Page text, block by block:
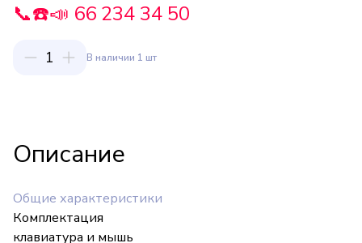
📞☎️📣 66 234 34 50
1 В наличии 1 шт
Описание
Общие характеристики
Комплектация
клавиатура и мышь